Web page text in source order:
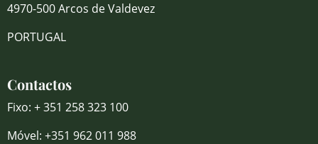
4970-500 Arcos de Valdevez
PORTUGAL
Contactos
Fixo: + 351 258 323 100
Móvel: +351 962 011 988